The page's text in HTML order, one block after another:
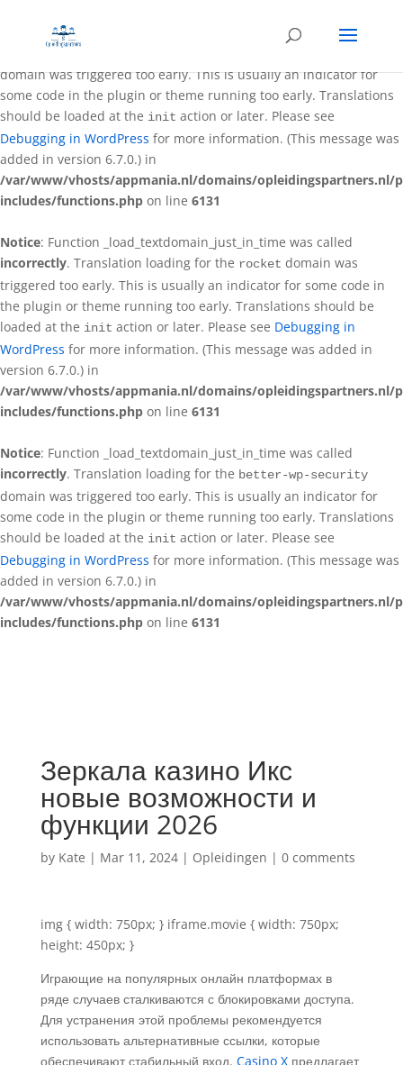
: Function _load_textdomain_just_in_time was called
incorrectly. Translation loading for the
domain was triggered too early. This is usually an indicator for
some code in the plugin or theme running too early. Translations
should be loaded at the init action or later. Please see
Debugging in WordPress for more information. (This message was
added in version 6.7.0.) in
/var/www/vhosts/appmania.nl/domains/opleidingspartners.nl/
includes/functions.php on line 6131
Notice: Function _load_textdomain_just_in_time was called
incorrectly. Translation loading for the rocket domain was
triggered too early. This is usually an indicator for some code in
the plugin or theme running too early. Translations should be
loaded at the init action or later. Please see Debugging in
WordPress for more information. (This message was added in
version 6.7.0.) in
/var/www/vhosts/appmania.nl/domains/opleidingspartners.nl/
includes/functions.php on line 6131
Notice: Function _load_textdomain_just_in_time was called
incorrectly. Translation loading for the better-wp-security
domain was triggered too early. This is usually an indicator for
some code in the plugin or theme running too early. Translations
should be loaded at the init action or later. Please see
Debugging in WordPress for more information. (This message was
added in version 6.7.0.) in
/var/www/vhosts/appmania.nl/domains/opleidingspartners.nl/
includes/functions.php on line 6131
Зеркала казино Икс
новые возможности и
функции 2026
by Kate | Mar 11, 2024| Opleidingen | 0 comments
img { width: 750px; } iframe.movie { width: 750px;
height: 450px; }
Играющие на популярных онлайн платформах в
ряде случаев сталкиваются с блокировками доступа.
Для устранения этой проблемы рекомендуется
использовать альтернативные ссылки, которые
обеспечивают стабильный вход. Casino Xпредлагает